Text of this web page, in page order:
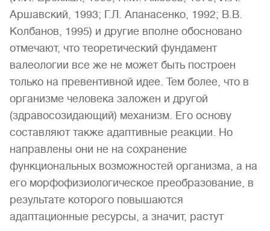
Аршавский, 1993; Г.Л. Апанасенко, 1992; В.В.
Колбанов, 1995) и другие вполне обосновано
отмечают, что теоретический фундамент
валеологии все же не может быть построен
только на превентивной идее. Тем более, что в
организме человека заложен и другой
(здравосозидающий) механизм. Его основу
составляют также адаптивные реакции. Но
направлены они не на сохранение
функциональных возможностей организма, а на
его морфофизиологическое преобразование, в
результате которого повышаются
адаптационные ресурсы, а значит, растут